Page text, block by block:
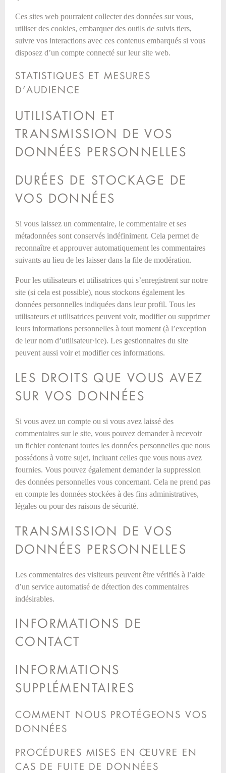
Ces sites web pourraient collecter des données sur vous,
utiliser des cookies, embarquer des outils de suivis tiers,
suivre vos interactions avec ces contenus embarqués si vous
disposez d’un compte connecté sur leur site web.
STATISTIQUES ET MESURES
D’AUDIENCE
UTILISATION ET
TRANSMISSION DE VOS
DONNÉES PERSONNELLES
DURÉES DE STOCKAGE DE
VOS DONNÉES
Si vous laissez un commentaire, le commentaire et ses
métadonnées sont conservés indéfiniment. Cela permet de
reconnaître et approuver automatiquement les commentaires
suivants au lieu de les laisser dans la file de modération.
Pour les utilisateurs et utilisatrices qui s’enregistrent sur notre
site (si cela est possible), nous stockons également les
données personnelles indiquées dans leur profil. Tous les
utilisateurs et utilisatrices peuvent voir, modifier ou supprimer
leurs informations personnelles à tout moment (à l’exception
de leur nom d’utilisateur·ice). Les gestionnaires du site
peuvent aussi voir et modifier ces informations.
LES DROITS QUE VOUS AVEZ
SUR VOS DONNÉES
Si vous avez un compte ou si vous avez laissé des
commentaires sur le site, vous pouvez demander à recevoir
un fichier contenant toutes les données personnelles que nous
possédons à votre sujet, incluant celles que vous nous avez
fournies. Vous pouvez également demander la suppression
des données personnelles vous concernant. Cela ne prend pas
en compte les données stockées à des fins administratives,
légales ou pour des raisons de sécurité.
TRANSMISSION DE VOS
DONNÉES PERSONNELLES
Les commentaires des visiteurs peuvent être vérifiés à l’aide
d’un service automatisé de détection des commentaires
indésirables.
INFORMATIONS DE
CONTACT
INFORMATIONS
SUPPLÉMENTAIRES
COMMENT NOUS PROTÉGEONS VOS
DONNÉES
PROCÉDURES MISES EN ŒUVRE EN
CAS DE FUITE DE DONNÉES